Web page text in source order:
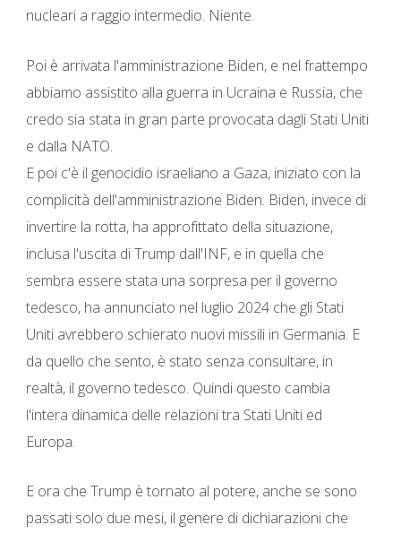
nucleari a raggio intermedio. Niente.
Poi è arrivata l'amministrazione Biden, e nel frattempo
abbiamo assistito alla guerra in Ucraina e Russia, che
credo sia stata in gran parte provocata dagli Stati Uniti
e dalla NATO.
E poi c'è il genocidio israeliano a Gaza, iniziato con la
complicità dell'amministrazione Biden. Biden, invece di
invertire la rotta, ha approfittato della situazione,
inclusa l'uscita di Trump dall'INF, e in quella che
sembra essere stata una sorpresa per il governo
tedesco, ha annunciato nel luglio 2024 che gli Stati
Uniti avrebbero schierato nuovi missili in Germania. E
da quello che sento, è stato senza consultare, in
realtà, il governo tedesco. Quindi questo cambia
l'intera dinamica delle relazioni tra Stati Uniti ed
Europa.
E ora che Trump è tornato al potere, anche se sono
passati solo due mesi, il genere di dichiarazioni che